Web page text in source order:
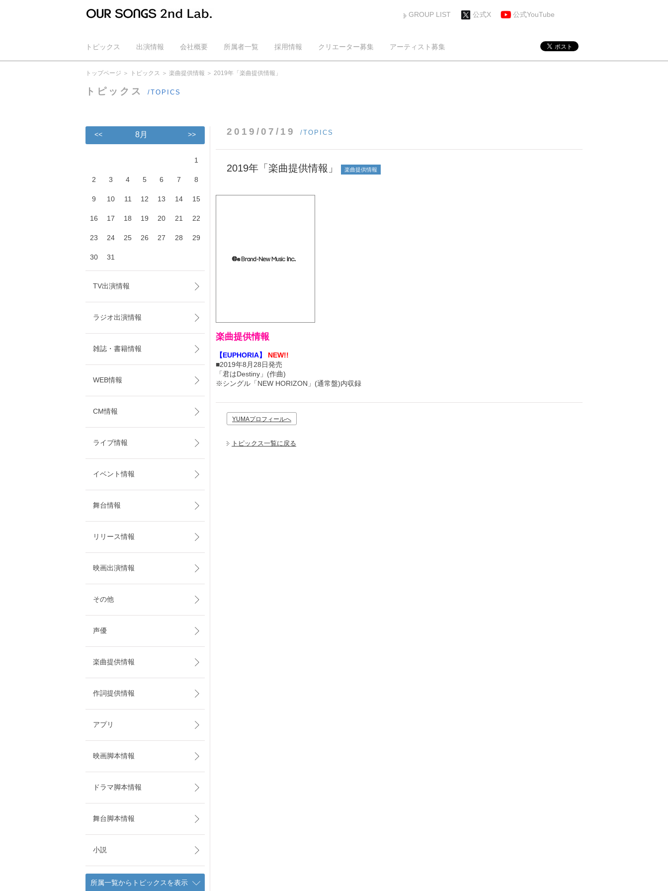
GROUP LIST 公式X 公式YouTube
トピックス 出演情報 会社概要 所属者一覧 採用情報 クリエーター募集
アーティスト募集
公式YouTube
トップページ トピックス 楽曲提供情報 2019年「楽曲提供情報」
トピックス /TOPICS
2019/07/19 /TOPICS
2019年「楽曲提供情報」 楽曲提供情報
楽曲提供情報
【EUPHORIA】
NEW!!
■2019年8月28日発売
「君はDestiny」(作曲)
※シングル「NEW HORIZON」(通常盤)内収録
YUMAプロフィールへ
トピックス一覧に戻る
<< 8月 >>
1
2 3 4 5 6 7 8
9 10 11 12 13 14 15
16 17 18 19 20 21 22
23 24 25 26 27 28 29
30 31
TV出演情報
ラジオ出演情報
雑誌・書籍情報
WEB情報
CM情報
ライブ情報
イベント情報
舞台情報
リリース情報
映画出演情報
その他
声優
楽曲提供情報
作詞提供情報
アプリ
映画脚本情報
ドラマ脚本情報
舞台脚本情報
小説
所属一覧からトピックスを表示